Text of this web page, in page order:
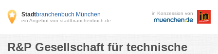
Stadtbranchenbuch München
ein Angebot von stadtbranchenbuch.de
in Konzession von
R&P Gesellschaft für technische